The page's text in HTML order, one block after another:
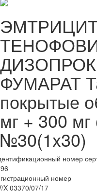
ФУМАРАТ
покрытые
мг + 300
№30(1x30)
номер
номер
X 03370/07/17